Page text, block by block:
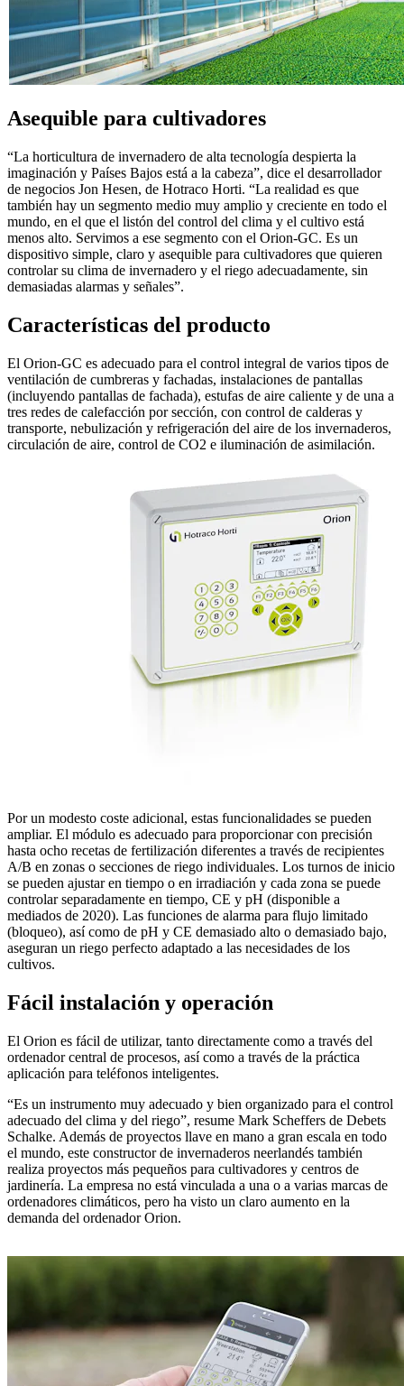
Asequible para cultivadores
“La horticultura de invernadero de alta tecnología despierta la
imaginación y Países Bajos está a la cabeza”, dice el desarrollador
de negocios Jon Hesen, de Hotraco Horti. “La realidad es que
también hay un segmento medio muy amplio y creciente en todo el
mundo, en el que el listón del control del clima y el cultivo está
menos alto. Servimos a ese segmento con el Orion-GC. Es un
dispositivo simple, claro y asequible para cultivadores que quieren
controlar su clima de invernadero y el riego adecuadamente, sin
demasiadas alarmas y señales”.
Características del producto
El Orion-GC es adecuado para el control integral de varios tipos de
ventilación de cumbreras y fachadas, instalaciones de pantallas
(incluyendo pantallas de fachada), estufas de aire caliente y de una a
tres redes de calefacción por sección, con control de calderas y
transporte, nebulización y refrigeración del aire de los invernaderos,
circulación de aire, control de CO2 e iluminación de asimilación.
Por un modesto coste adicional, estas funcionalidades se pueden
ampliar. El módulo es adecuado para proporcionar con precisión
hasta ocho recetas de fertilización diferentes a través de recipientes
A/B en zonas o secciones de riego individuales. Los turnos de inicio
se pueden ajustar en tiempo o en irradiación y cada zona se puede
controlar separadamente en tiempo, CE y pH (disponible a
mediados de 2020). Las funciones de alarma para flujo limitado
(bloqueo), así como de pH y CE demasiado alto o demasiado bajo,
aseguran un riego perfecto adaptado a las necesidades de los
cultivos.
Fácil instalación y operación
El Orion es fácil de utilizar, tanto directamente como a través del
ordenador central de procesos, así como a través de la práctica
aplicación para teléfonos inteligentes.
“Es un instrumento muy adecuado y bien organizado para el control
adecuado del clima y del riego”, resume Mark Scheffers de Debets
Schalke. Además de proyectos llave en mano a gran escala en todo
el mundo, este constructor de invernaderos neerlandés también
realiza proyectos más pequeños para cultivadores y centros de
jardinería. La empresa no está vinculada a una o a varias marcas de
ordenadores climáticos, pero ha visto un claro aumento en la
demanda del ordenador Orion.